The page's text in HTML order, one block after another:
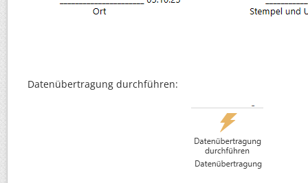
Datenübertragung durchführen: